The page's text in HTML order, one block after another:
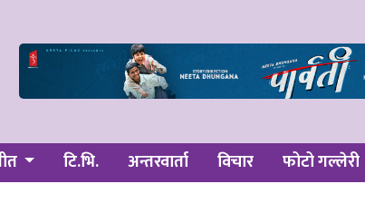
टि.भि. अन्तरवार्ता विचार फोटो गल्लेरी